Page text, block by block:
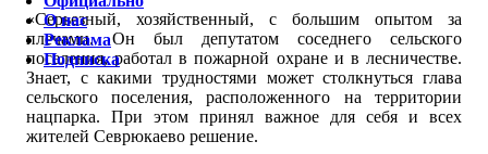
«Серьезный, хозяйственный, с большим опытом за
плечами. Он был депутатом соседнего сельского
поселения, работал в пожарной охране и в лесничестве.
Знает, с какими трудностями может столкнуться глава
сельского поселения, расположенного на территории
нацпарка. При этом принял важное для себя и всех
жителей Севрюкаево решение.
О нас
Реклама
Подписка